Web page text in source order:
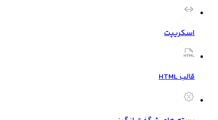
اسکریپت
قالب HTML